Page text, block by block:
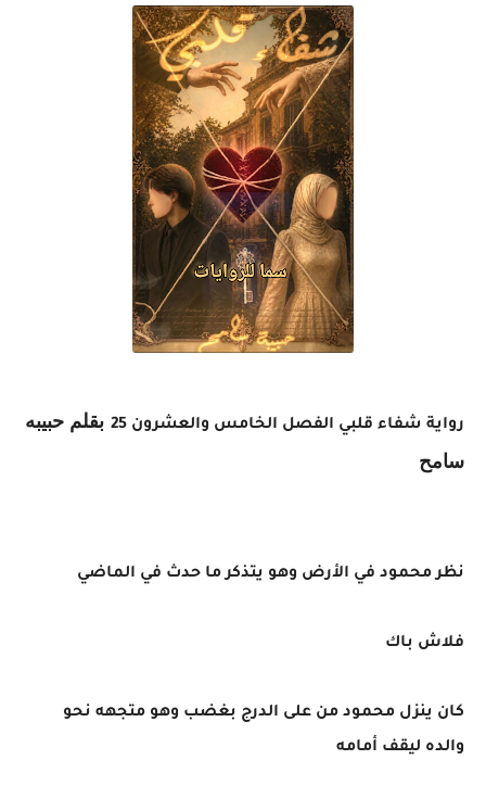
رواية شفاء قلبي الفصل الخامس والعشرون 25
بقلم حبيبه
سامح
نظر محمود في الأرض وهو يتذكر ما حدث في الماضي
فلاش باك
كان ينزل محمود من على الدرج بغضب وهو متجهه نحو
والده ليقف أمامه